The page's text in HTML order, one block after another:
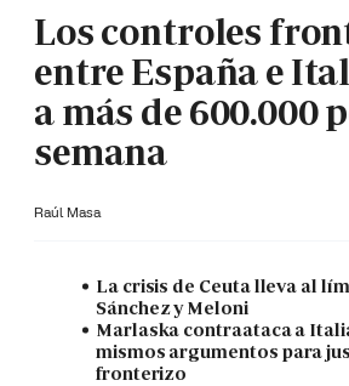
Los controles
entre España e
a más de 600.000
semana
Raúl Masa
La crisis de Ceuta lleva al
Sánchez y Meloni
Marlaska contraataca a
mismos argumentos para
fronterizo